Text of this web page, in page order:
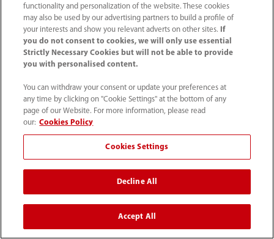
Pelatihan | U-Tutor |
General Imaging | DC-80A |
DC-80A | DC-80a | DC-80A
DC-80A dengan
Pemindaian Dasar X-
Insight
Pelatihan | U-Tutor |
Women Healthcare | DC-
Solusi Otot Dasar
Panggul Cerdas
functionality and personalization of the website. These cookies
may also be used by our advertising partners to build a profile of
your interests and show you relevant adverts on other sites.
If
you do not consent to cookies, we will only use essential
Strictly Necessary Cookies but will not be able to provide
you with personalised content.
You can withdraw your consent or update your preferences at
any time by clicking on "Cookie Settings" at the bottom of any
page of our Website. For more information, please read
our: Cookies Policy
Cookies Settings
Decline All
Accept All